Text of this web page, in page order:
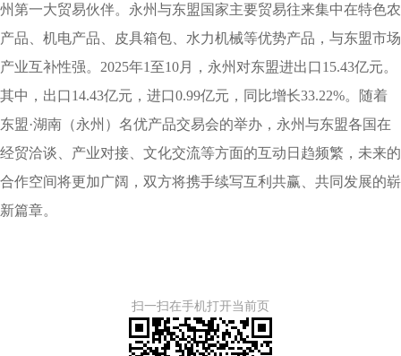
州第一大贸易伙伴。永州与东盟国家主要贸易往来集中在特色农
产品、机电产品、皮具箱包、水力机械等优势产品，与东盟市场
产业互补性强。2025年1至10月，永州对东盟进出口15.43亿元。
其中，出口14.43亿元，进口0.99亿元，同比增长33.22%。随着
东盟·湖南（永州）名优产品交易会的举办，永州与东盟各国在
经贸洽谈、产业对接、文化交流等方面的互动日趋频繁，未来的
合作空间将更加广阔，双方将携手续写互利共赢、共同发展的崭
新篇章。
扫一扫在手机打开当前页